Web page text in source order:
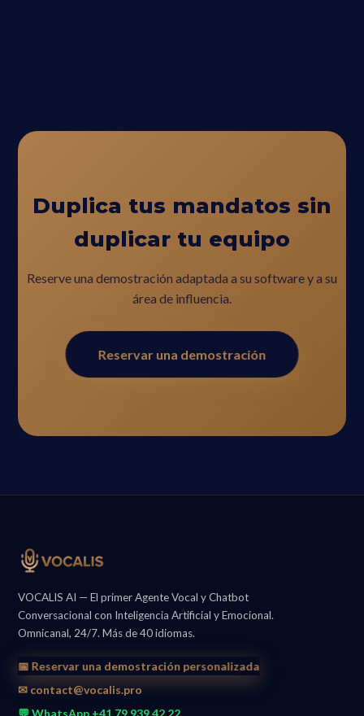
Duplica tus mandatos sin
duplicar tu equipo
Reserve una demostración adaptada a su software y a su
área de influencia.
Reservar una demostración
VOCALIS AI — El primer Agente Vocal y Chatbot
Conversacional con Inteligencia Artificial y Emocional.
Omnicanal, 24/7. Más de 40 idiomas.
📅 Reservar una demostración personalizada
✉ contact@vocalis.pro
💬 WhatsApp +41 79 939 42 22